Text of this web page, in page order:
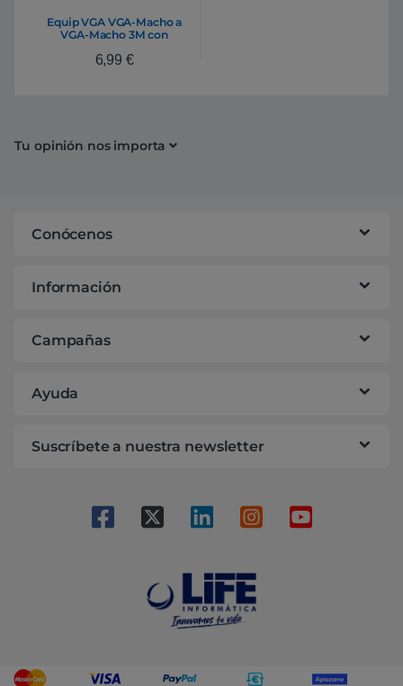
Equip VGA VGA-Macho a
VGA-Macho 3M con
6,99 €
Tu opinión nos importa
Conócenos
Información
Campañas
Ayuda
Suscríbete a nuestra newsletter